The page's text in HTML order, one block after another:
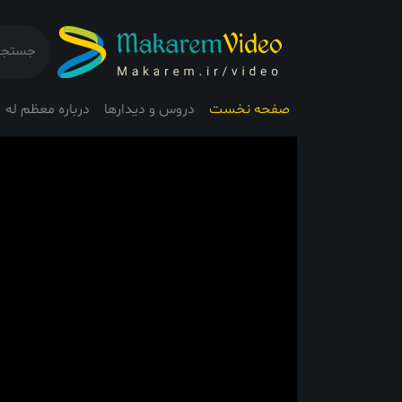
صفحه نخست دروس و دیدارها درباره معظم له